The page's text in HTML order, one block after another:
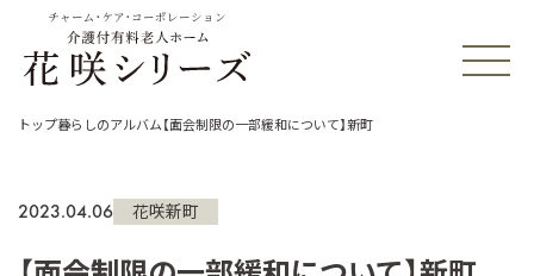
チャーム・ケア・コーポレーション
トップ暮らしのアルバム 【面会制限の一部緩和について】新町
2023.04.06 花咲新町